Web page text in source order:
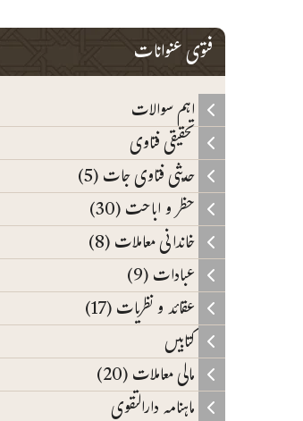
فتوی عنوانات
اہم سوالات
تحقیقی فتاوی
حدیثی فتاوی جات (5)
حظر و اباحت (30)
خاندانی معاملات (8)
عبادات (9)
عقائد و نظریات (17)
کتابیں
مالی معاملات (20)
ماہنامہ دارالتقوی